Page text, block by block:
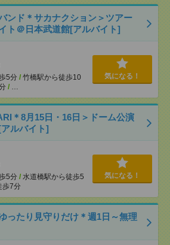
ンド＊サカナクション＞ツアー
ト＠日本武道館[アルバイト]
5分 / 竹橋駅から徒歩10
/ …
気になる！
＊8月15日・16日＞ドーム公演
ルバイト]
5分 / 水道橋駅から徒歩5
歩7分
気になる！
ったり見守りだけ＊週1日～無理